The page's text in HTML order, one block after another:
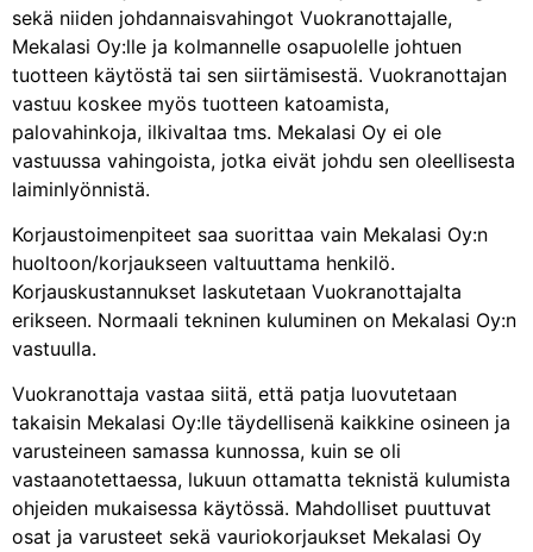
sekä niiden johdannaisvahingot Vuokranottajalle,
Mekalasi Oy:lle ja kolmannelle osapuolelle johtuen
tuotteen käytöstä tai sen siirtämisestä. Vuokranottajan
vastuu koskee myös tuotteen katoamista,
palovahinkoja, ilkivaltaa tms. Mekalasi Oy ei ole
vastuussa vahingoista, jotka eivät johdu sen oleellisesta
laiminlyönnistä.
Korjaustoimenpiteet saa suorittaa vain Mekalasi Oy:n
huoltoon/korjaukseen valtuuttama henkilö.
Korjauskustannukset laskutetaan Vuokranottajalta
erikseen. Normaali tekninen kuluminen on Mekalasi Oy:n
vastuulla.
Vuokranottaja vastaa siitä, että patja luovutetaan
takaisin Mekalasi Oy:lle täydellisenä kaikkine osineen ja
varusteineen samassa kunnossa, kuin se oli
vastaanotettaessa, lukuun ottamatta teknistä kulumista
ohjeiden mukaisessa käytössä. Mahdolliset puuttuvat
osat ja varusteet sekä vauriokorjaukset Mekalasi Oy